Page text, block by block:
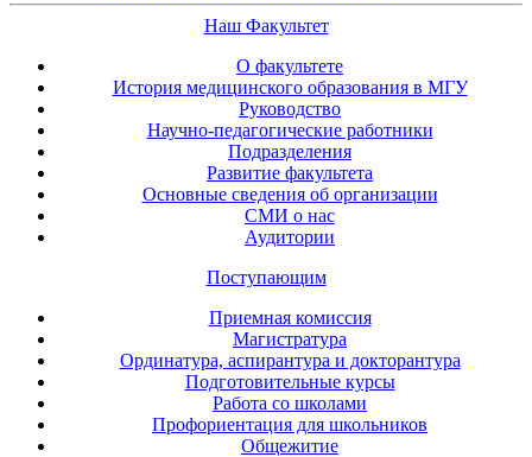
Наш Факультет
О факультете
История медицинского образования в МГУ
Руководство
Научно-педагогические работники
Подразделения
Развитие факультета
Основные сведения об организации
СМИ о нас
Аудитории
Поступающим
Приемная комиссия
Магистратура
Ординатура, аспирантура и докторантура
Подготовительные курсы
Работа со школами
Профориентация для школьников
Общежитие